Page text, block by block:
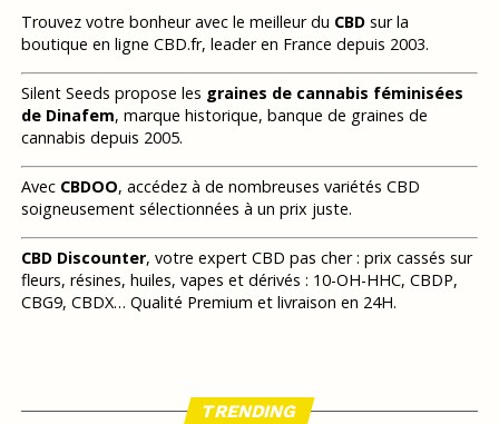
Trouvez votre bonheur avec le meilleur du CBDsur la
boutique en ligne CBD.fr, leader en France depuis 2003.
Silent Seeds propose les graines de cannabis féminisées
de Dinafem, marque historique, banque de graines de
cannabis depuis 2005.
Avec CBDOO, accédez à de nombreuses variétés CBD
soigneusement sélectionnées à un prix juste.
CBD Discounter, votre expert CBD pas cher : prix cassés sur
fleurs, résines, huiles, vapes et dérivés : 10-OH-HHC, CBDP,
CBG9, CBDX… Qualité Premium et livraison en 24H.
TRENDING